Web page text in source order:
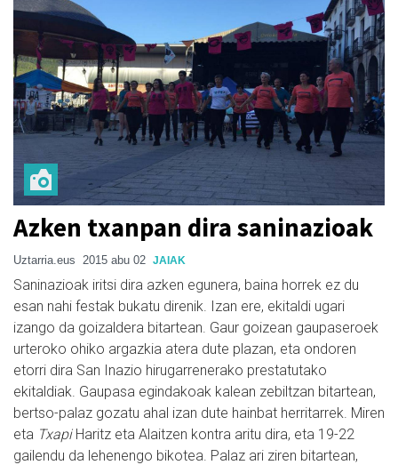
Azken txanpan dira saninazioak
Uztarria.eus 2015 abu 02 JAIAK
Saninazioak iritsi dira azken egunera, baina horrek ez du
esan nahi festak bukatu direnik. Izan ere, ekitaldi ugari
izango da goizaldera bitartean. Gaur goizean gaupaseroek
urteroko ohiko argazkia atera dute plazan, eta ondoren
etorri dira San Inazio hirugarrenerako prestatutako
ekitaldiak. Gaupasa egindakoak kalean zebiltzan bitartean,
bertso-palaz gozatu ahal izan dute hainbat herritarrek. Miren
eta Txapi Haritz eta Alaitzen kontra aritu dira, eta 19-22
gailendu da lehenengo bikotea. Palaz ari ziren bitartean,